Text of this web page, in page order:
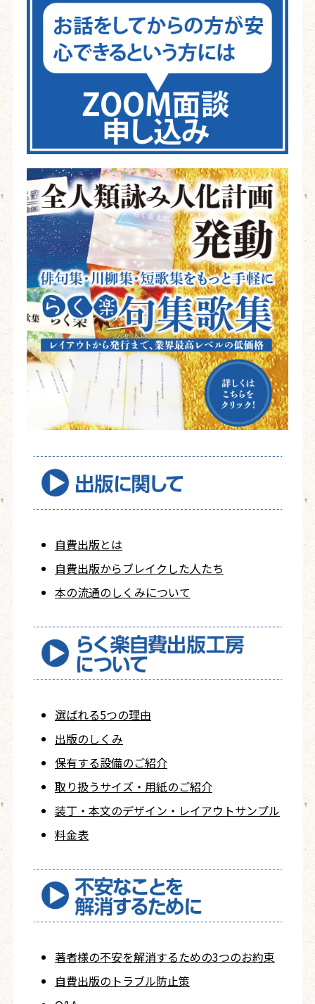
自費出版とは
自費出版からブレイクした人たち
本の流通のしくみについて
選ばれる5つの理由
出版のしくみ
保有する設備のご紹介
取り扱うサイズ・用紙のご紹介
装丁・本文のデザイン・レイアウトサンプル
料金表
著者様の不安を解消するための3つのお約束
自費出版の トラブル防止策